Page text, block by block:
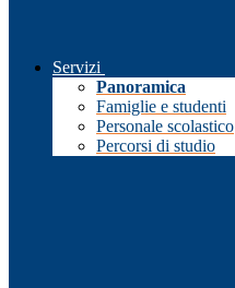
Servizi
Panoramica
Famiglie e studenti
Personale scolastico
Percorsi di studio